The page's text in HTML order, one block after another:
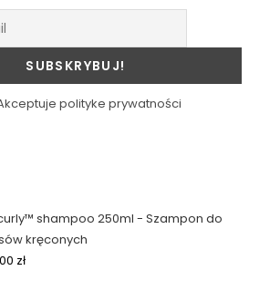
polityke prywatności
shampoo 250ml - Szampon do
kręconych
zł